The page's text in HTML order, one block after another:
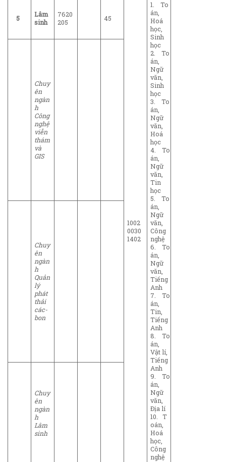
5
Lâm
sinh
7620
205
45
1002
0030
1402
1. To
án,
Hoá
học,
Sinh
học
2. To
án,
Ngữ
văn,
Sinh
học
3. To
án,
Ngữ
văn,
Hoá
học
4. To
án,
Ngữ
văn,
Tin
học
5. To
án,
Ngữ
văn,
Công
nghệ
6. To
án,
Ngữ
văn,
Tiếng
Anh
7. To
án,
Tin,
Tiếng
Anh
8. To
án,
Vật lí,
Tiếng
Anh
9. To
án,
Ngữ
văn,
Địa lí
10. T
oán,
Hoá
học,
Công
nghệ
Chuy
ên
ngàn
h
Công
nghệ
viễn
thám
và
GIS
Chuy
ên
ngàn
h
Quản
lý
phát
thải
các-
bon
Chuy
ên
ngàn
h
Lâm
sinh